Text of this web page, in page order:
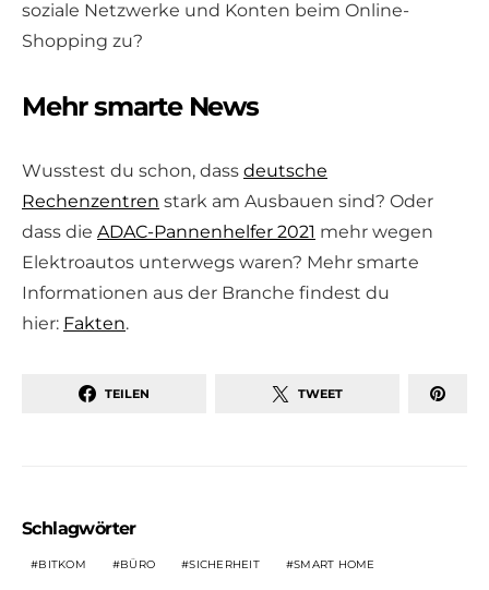
soziale Netzwerke und Konten beim Online-
Shopping zu?
Mehr smarte News
Wusstest du schon, dass deutsche
Rechenzentren stark am Ausbauen sind? Oder
dass die ADAC-Pannenhelfer 2021 mehr wegen
Elektroautos unterwegs waren? Mehr smarte
Informationen aus der Branche findest du
hier: Fakten.
TEILEN TWEET
Schlagwörter
BITKOM BÜRO SICHERHEIT SMART HOME